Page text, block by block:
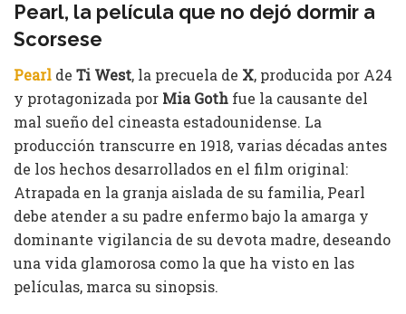
Pearl, la película que no dejó dormir a
Scorsese
Pearl de Ti West, la precuela de X, producida por A24
y protagonizada por Mia Goth fue la causante del
mal sueño del cineasta estadounidense. La
producción transcurre en 1918, varias décadas antes
de los hechos desarrollados en el film original:
Atrapada en la granja aislada de su familia, Pearl
debe atender a su padre enfermo bajo la amarga y
dominante vigilancia de su devota madre, deseando
una vida glamorosa como la que ha visto en las
películas, marca su sinopsis.